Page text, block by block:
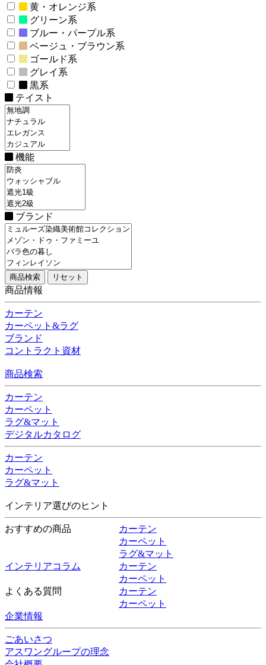
黄・オレンジ系
グリーン系
ブルー・パープル系
ベージュ・ブラウン系
ゴールド系
グレイ系
黒系
テイスト
機能
ブランド
商品情報
カーテン
カーペット&ラグ
ブランド
コントラクト資材
商品検索
カーテン
カーペット
ラグ&マット
デジタルカタログ
カーテン
カーペット
ラグ&マット
インテリア選びのヒント
おすすめの商品
カーテン
カーペット
ラグ&マット
インテリアコラム
カーテン
カーペット
よくある質問
カーテン
カーペット
企業情報
ごあいさつ
アスワングループの理念